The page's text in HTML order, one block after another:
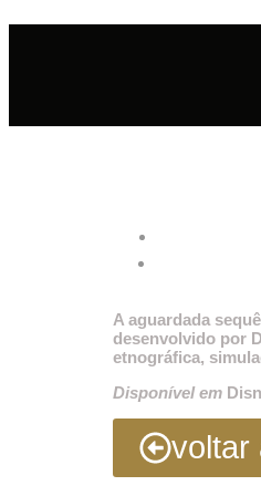
A aguardada
desenvolvido por
etnográfica,
Disponível em
voltar